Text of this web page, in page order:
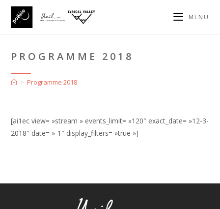
MENU
PROGRAMME 2018
> Programme 2018
[ai1ec view= »stream » events_limit= »120″ exact_date= »12-3-
2018″ date= »-1″ display_filters= »true »]